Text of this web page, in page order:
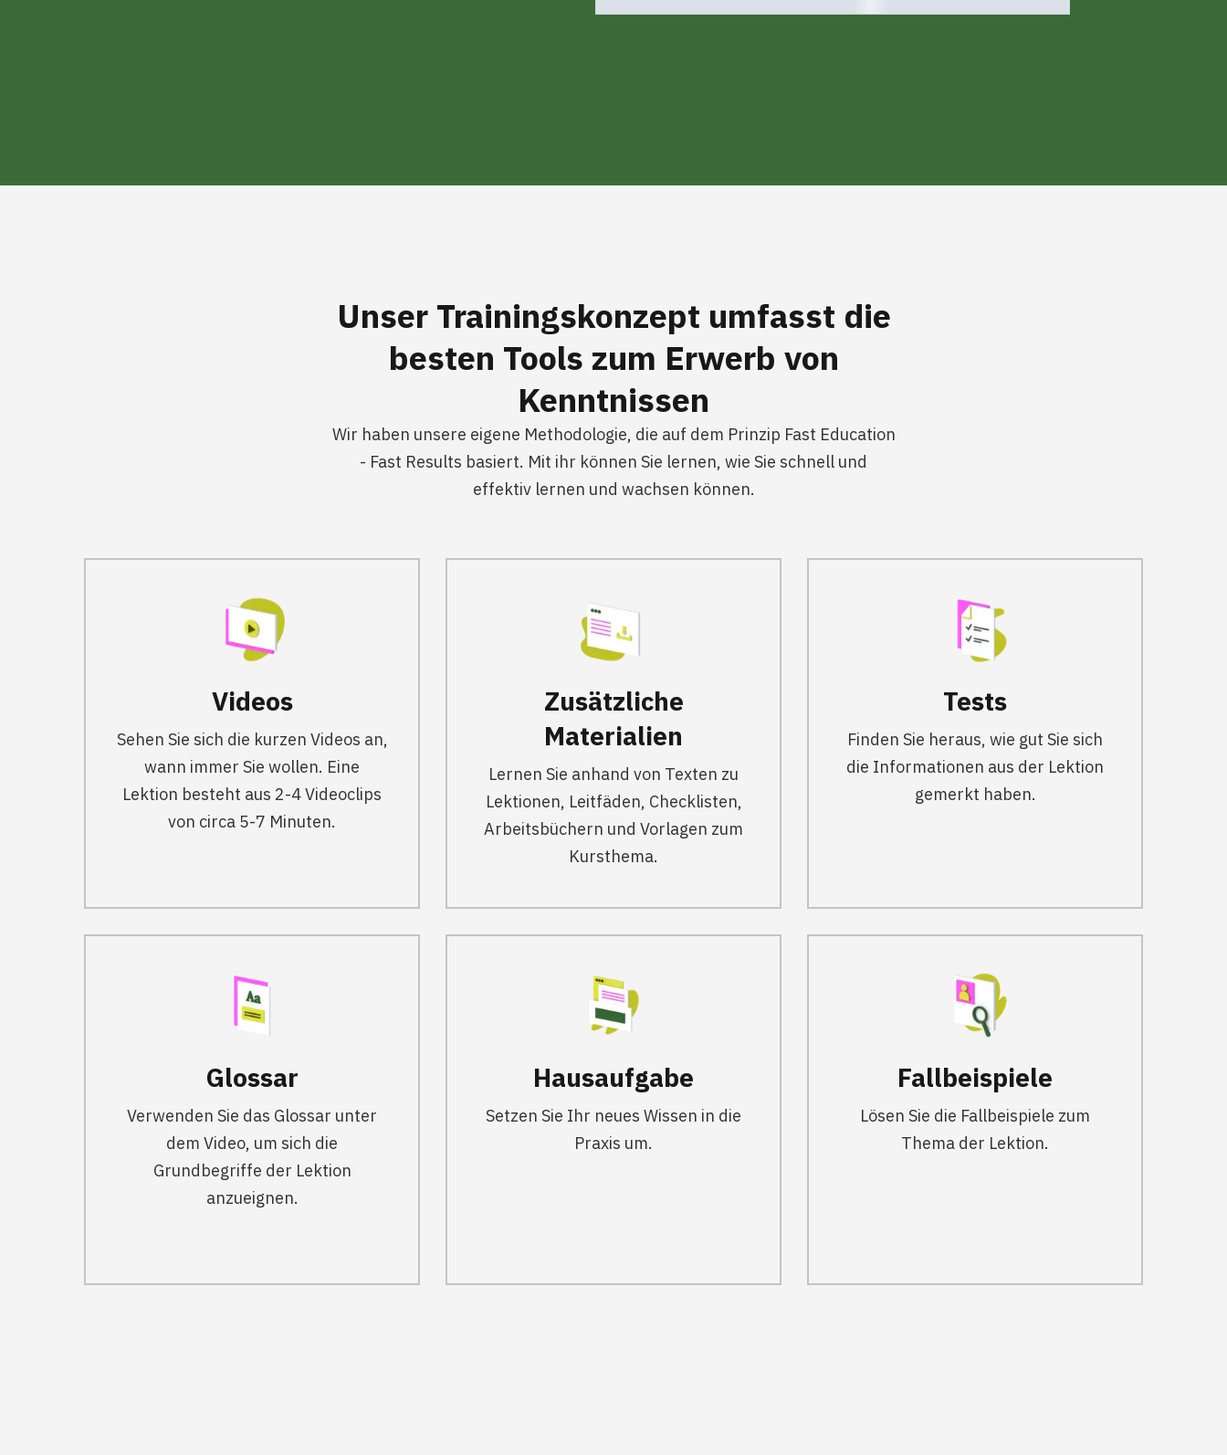
Unser Trainingskonzept umfasst die
besten Tools zum Erwerb von
Kenntnissen
Wir haben unsere eigene Methodologie, die auf dem Prinzip Fast Education
- Fast Results basiert. Mit ihr können Sie lernen, wie Sie schnell und
effektiv lernen und wachsen können.
Videos
Sehen Sie sich die kurzen Videos an,
wann immer Sie wollen. Eine
Lektion besteht aus 2-4 Videoclips
von circa 5-7 Minuten.
Zusätzliche
Materialien
Lernen Sie anhand von Texten zu
Lektionen, Leitfäden, Checklisten,
Arbeitsbüchern und Vorlagen zum
Kursthema.
Tests
Finden Sie heraus, wie gut Sie sich
die Informationen aus der Lektion
gemerkt haben.
Glossar
Verwenden Sie das Glossar unter
dem Video, um sich die
Grundbegriffe der Lektion
anzueignen.
Hausaufgabe
Setzen Sie Ihr neues Wissen in die
Praxis um.
Fallbeispiele
Lösen Sie die Fallbeispiele zum
Thema der Lektion.